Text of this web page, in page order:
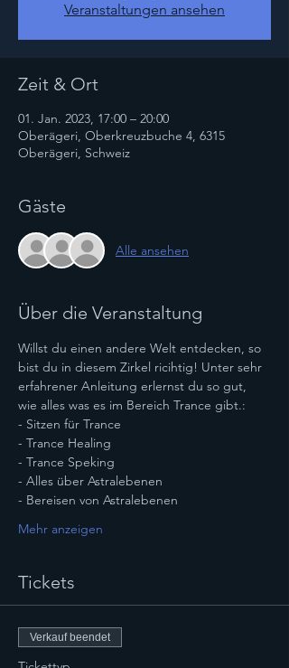
Veranstaltungen ansehen
Zeit & Ort
01. Jan. 2023, 17:00 – 20:00
Oberägeri, Oberkreuzbuche 4, 6315
Oberägeri, Schweiz
Gäste
Alle ansehen
Über die Veranstaltung
Willst du einen andere Welt entdecken, so
bist du in diesem Zirkel ricihtig! Unter sehr
erfahrener Anleitung erlernst du so gut,
wie alles was es im Bereich Trance gibt.:
- Sitzen für Trance
- Trance Healing
- Trance Speking
- Alles über Astralebenen
- Bereisen von Astralebenen
Mehr anzeigen
Tickets
Verkauf beendet